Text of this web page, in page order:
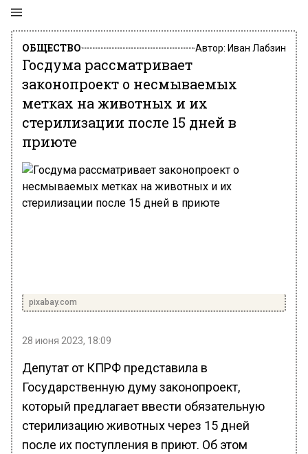
ОБЩЕСТВО Автор: Иван Лабзин
Госдума рассматривает
законопроект о несмываемых
метках на животных и их
стерилизации после 15 дней в
приюте
pixabay.com
28 июня 2023, 18:09
Депутат от КПРФ представила в
Государственную думу законопроект,
который предлагает ввести обязательную
стерилизацию животных через 15 дней
после их поступления в приют. Об этом